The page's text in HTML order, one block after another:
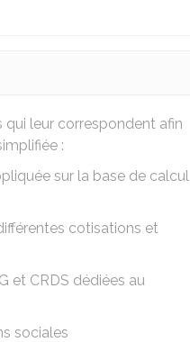
leur correspondent afin
:
sur la base de calcul
cotisations et
et CRDS dédiées au
sociales